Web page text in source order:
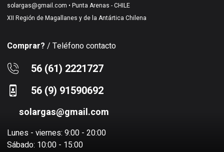
solargas@gmail.com • Punta Arenas - CHILE
XII Región de Magallanes y de la Antártica Chilena
Comprar? / Teléfono contacto
56 (61) 2221727
56 (9) 91590692
solargas@gmail.com
Lunes - viernes: 9:00 - 20:00
Sábado: 10:00 - 15:00